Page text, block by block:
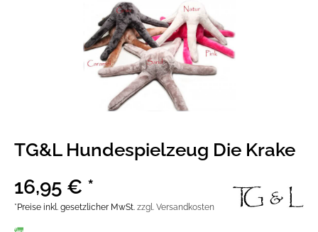
TG&L Hundespielzeug Die Krake
16,95 € *
*Preise inkl. gesetzlicher MwSt. zzgl. Versandkosten